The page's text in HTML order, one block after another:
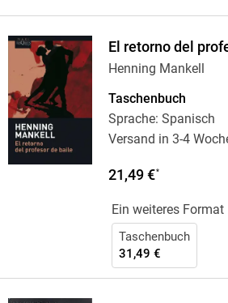
El retorno del
Henning Mankell
Taschenbuch
Sprache: Spanisch
Versand in 3-4
21,49 €*
Ein weiteres Format
Taschenbuch
31,49 €